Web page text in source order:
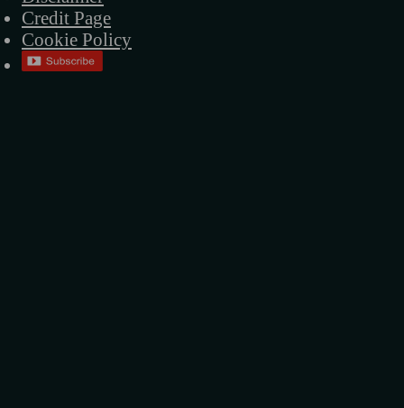
Credit Page
Cookie Policy